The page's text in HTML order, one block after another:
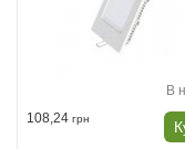
В
108,24 грн